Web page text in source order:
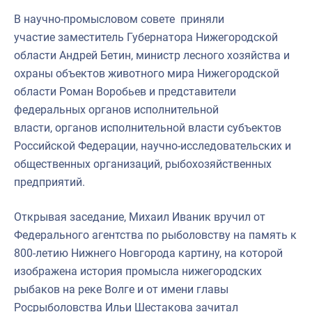
Североморское
В научно-промысловом совете приняли
участие заместитель Губернатора Нижегородской
области Андрей Бетин, министр лесного хозяйства и
охраны объектов животного мира Нижегородской
области Роман Воробьев и представители
федеральных органов исполнительной
власти, органов исполнительной власти субъектов
Российской Федерации, научно-исследовательских и
общественных организаций, рыбохозяйственных
предприятий.
Открывая заседание, Михаил Иваник вручил от
Федерального агентства по рыболовству на память к
800-летию Нижнего Новгорода картину, на которой
изображена история промысла нижегородских
рыбаков на реке Волге и от имени главы
Росрыболовства Ильи Шестакова зачитал